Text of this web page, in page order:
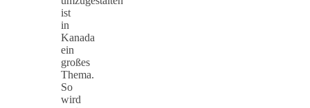
ist
in
Kanada
ein
großes
Thema.
So
wird